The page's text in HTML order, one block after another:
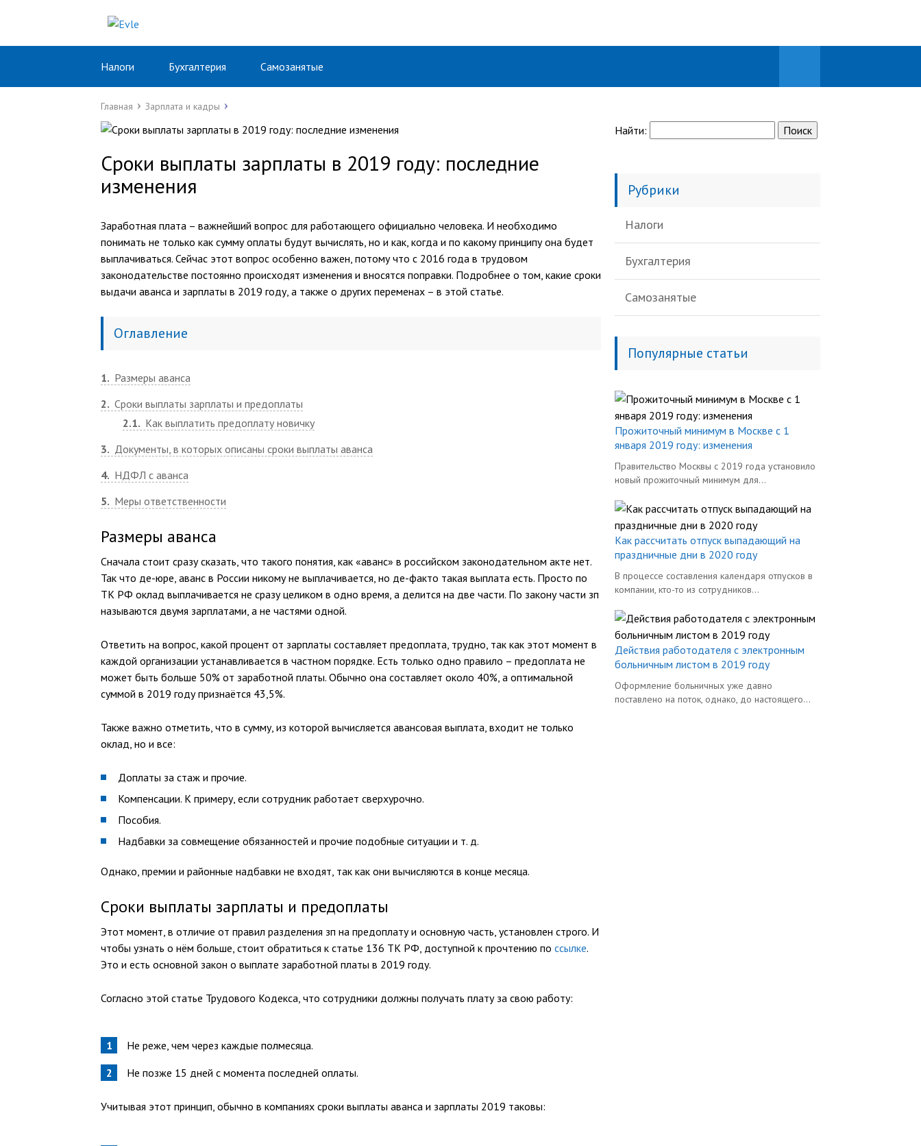
Налоги Бухгалтерия Самозанятые
Главная Зарплата и кадры
Сроки выплаты зарплаты в 2019 году: последние
изменения
Заработная плата – важнейший вопрос для работающего официально человека. И необходимо
понимать не только как сумму оплаты будут вычислять, но и как, когда и по какому принципу она будет
выплачиваться. Сейчас этот вопрос особенно важен, потому что с 2016 года в трудовом
законодательстве постоянно происходят изменения и вносятся поправки. Подробнее о том, какие сроки
выдачи аванса и зарплаты в 2019 году, а также о других переменах – в этой статье.
Оглавление
1
Размеры аванса
2
Сроки выплаты зарплаты и предоплаты
2.1
Как выплатить предоплату новичку
3
Документы, в которых описаны сроки выплаты аванса
4 НДФЛ с аванса
5
Меры ответственности
Размеры аванса
Сначала стоит сразу сказать, что такого понятия, как «аванс» в российском законодательном акте нет.
Так что де-юре, аванс в России никому не выплачивается, но де-факто такая выплата есть. Просто по
ТК РФ оклад выплачивается не сразу целиком в одно время, а делится на две части. По закону части зп
называются двумя зарплатами, а не частями одной.
Ответить на вопрос, какой процент от зарплаты составляет предоплата, трудно, так как этот момент в
каждой организации устанавливается в частном порядке. Есть только одно правило – предоплата не
может быть больше 50% от заработной платы. Обычно она составляет около 40%, а оптимальной
суммой в 2019 году признаётся 43,5%.
Также важно отметить, что в сумму, из которой вычисляется авансовая выплата, входит не только
оклад, но и все:
Доплаты за стаж и прочие.
Компенсации. К примеру, если сотрудник работает сверхурочно.
Пособия.
Надбавки за совмещение обязанностей и прочие подобные ситуации и т. д.
Однако, премии и районные надбавки не входят, так как они вычисляются в конце месяца.
Сроки выплаты зарплаты и предоплаты
Этот момент, в отличие от правил разделения зп на предоплату и основную часть, установлен строго. И
чтобы узнать о нём больше, стоит обратиться к статье 136 ТК РФ, доступной к прочтению по ссылке.
Это и есть основной закон о выплате заработной платы в 2019 году.
Согласно этой статье Трудового Кодекса, что сотрудники должны получать плату за свою работу:
Не реже, чем через каждые полмесяца.
Не позже 15 дней с момента последней оплаты.
Учитывая этот принцип, обычно в компаниях сроки выплаты аванса и зарплаты 2019 таковы:
Найти:
Рубрики
Налоги
Бухгалтерия
Самозанятые
Популярные статьи
Прожиточный минимум в Москве с 1
января 2019 году: изменения
Правительство Москвы с 2019 года установило
новый прожиточный минимум для...
Как рассчитать отпуск выпадающий на
праздничные дни в 2020 году
В процессе составления календаря отпусков в
компании, кто-то из сотрудников...
Действия работодателя с электронным
больничным листом в 2019 году
Оформление больничных уже давно
поставлено на поток, однако, до настоящего...